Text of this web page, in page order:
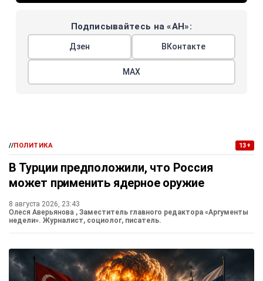
Подписывайтесь на «АН»:
Дзен ВКонтакте
МАХ
//ПОЛИТИКА 13+
В Турции предположили, что Россия
может применить ядерное оружие
8 августа 2026, 23:43
Олеся Аверьянова , Заместитель главного редактора «Аргументы
недели». Журналист, социолог, писатель.